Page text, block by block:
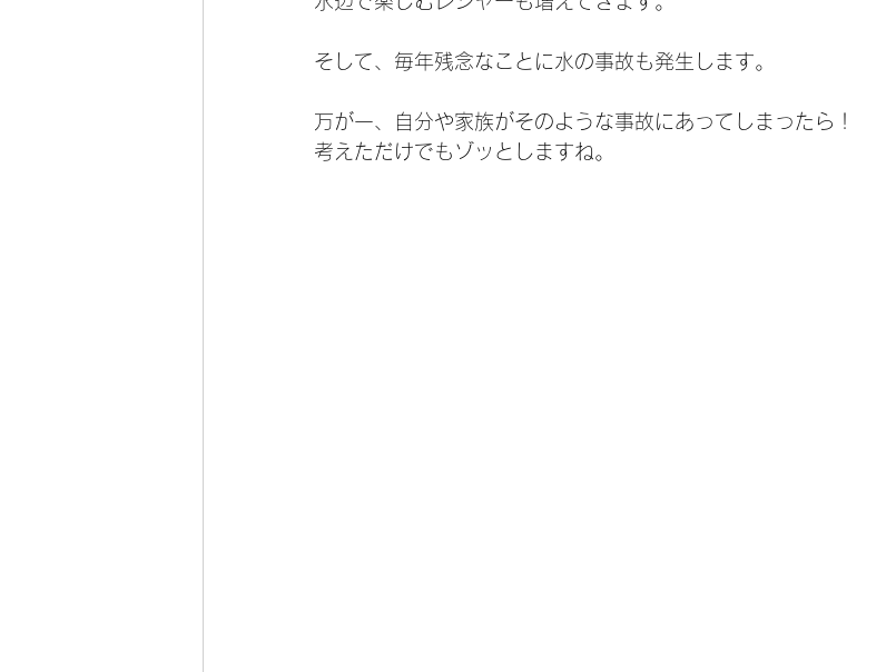
そして、毎年残念なことに水の事故も発生します。
万が一、自分や家族がそのような事故にあってしまったら！
考えただけでもゾッとしますね。